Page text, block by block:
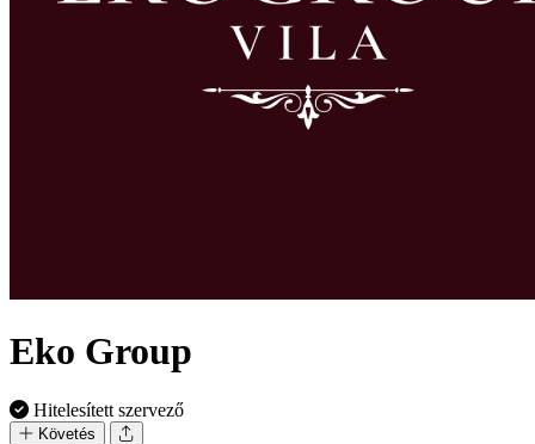
Eko Group
Hitelesített szervező
Követés